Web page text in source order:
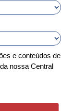
e conteúdos de
nossa Central